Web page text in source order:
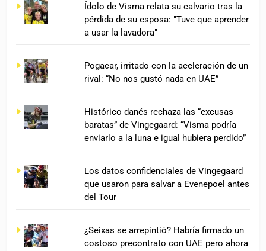
Ídolo de Visma relata su calvario tras la
pérdida de su esposa: "Tuve que aprender
a usar la lavadora"
Pogacar, irritado con la aceleración de un
rival: “No nos gustó nada en UAE”
Histórico danés rechaza las “excusas
baratas” de Vingegaard: “Visma podría
enviarlo a la luna e igual hubiera perdido”
Los datos confidenciales de Vingegaard
que usaron para salvar a Evenepoel antes
del Tour
¿Seixas se arrepintió? Habría firmado un
costoso precontrato con UAE pero ahora